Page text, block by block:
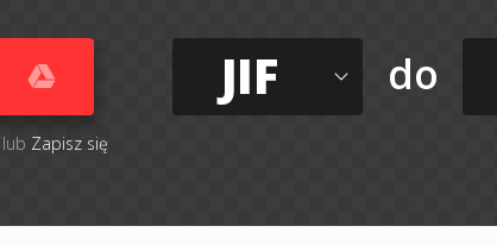
Zapisz się
JIF do